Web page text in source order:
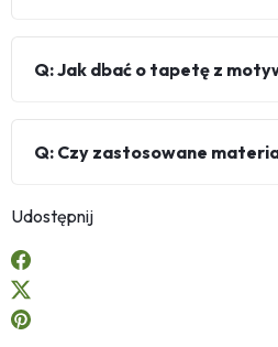
Q: Jak dbać o tapetę z
Q: Czy zastosowane
Udostępnij